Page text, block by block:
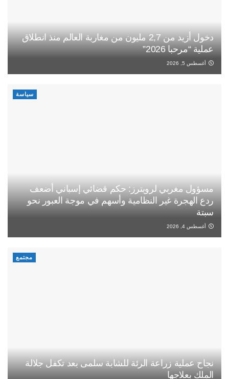
دخول أزيد من 2,7 مليون من مغاربة العالم منذ انطلاق
عملية “مرحبا 2026”
أغسطس 5, 2026
سياسة
مسؤول مغربي لرويترز: حكم قضائي إسباني أضعف
ردع الهجرة غير النظامية وأسهم في موجة العبور نحو
سبتة
أغسطس 4, 2026
مجتمع
نجاح عملية زراعة الرئة للشابة سلمى بعد تكفل جلالة
الملك بعلاجها